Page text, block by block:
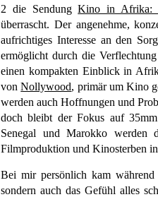
2 die SendungKino in Afrika:
überrascht. Der angenehme,
aufrichtiges Interesse an den
ermöglicht durch die
einen kompakten Einblick in
vonNollywood, primär um Kino
werden auch Hoffnungen und
doch bleibt der Fokus auf
Senegal und Marokko werden
Filmproduktion und Kinosterben
Bei mir persönlich kam
sondern auch das Gefühl alles